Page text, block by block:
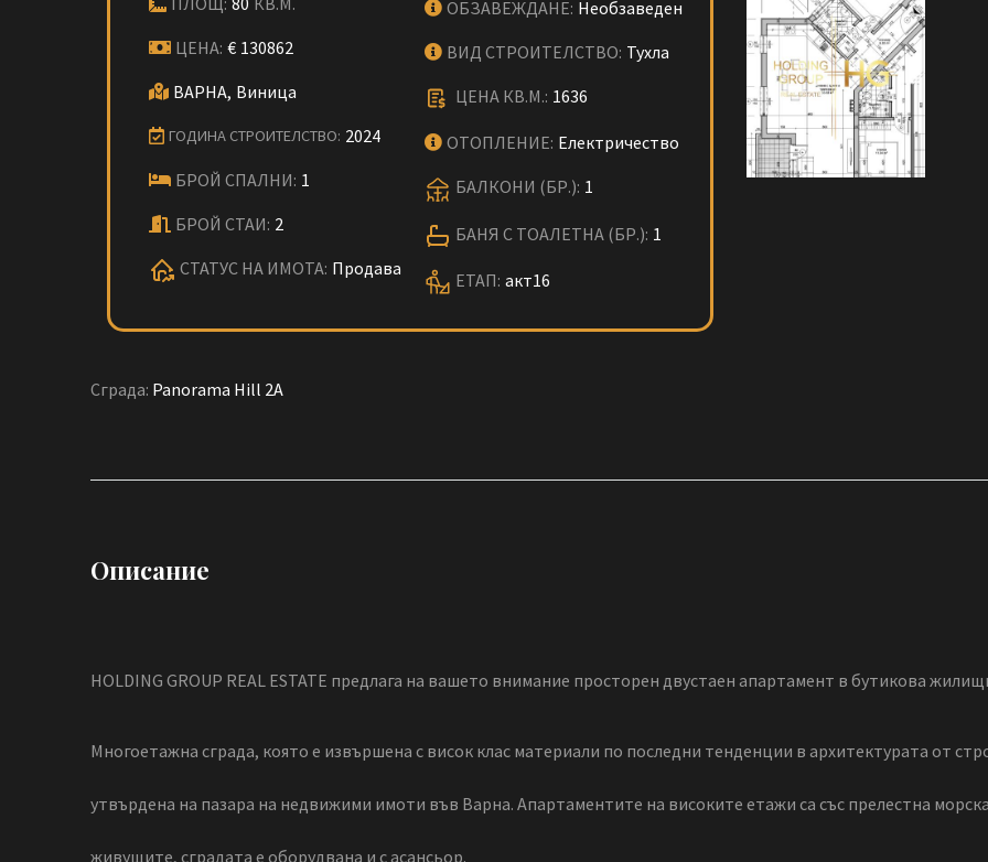
ЦЕНА: € 130862
ВАРНА, Виница
ГОДИНА СТРОИТЕЛСТВО: 2024
БРОЙ СПАЛНИ: 1
БРОЙ СТАИ: 2
СТАТУС НА ИМОТА: Продава
ОБЗАВЕЖДАНЕ: Необзаведен
ВИД СТРОИТЕЛСТВО: Тухла
ЦЕНА КВ.М.: 1636
ОТОПЛЕНИЕ: Електричество
БАЛКОНИ (БР.): 1
БАНЯ С ТОАЛЕТНА (БР.): 1
ЕТАП: акт16
Сграда: Panorama Hill 2A
Описание
HOLDING GROUP REAL ESTATE предлага на вашето внимание просторен двустаен апартамент в бутикова
Многоетажна сграда, която е извършена с висок клас материали по последни тенденции в архитектурата от
утвърдена на пазара на недвижими имоти във Варна. Апартаментите на високите етажи са със прелестна
живущите, сградата е оборудвана и с асансьор.